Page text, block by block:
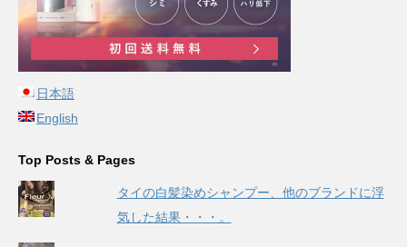
日本語
English
Top Posts & Pages
タイの白髪染めシャンプー、他のブランドに浮
気した結果・・・。